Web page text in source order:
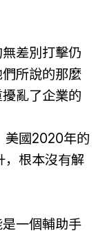
差別打擊仍
所說的那麼
亂了企業的
美國2020年的
，根本沒有解
一個輔助手